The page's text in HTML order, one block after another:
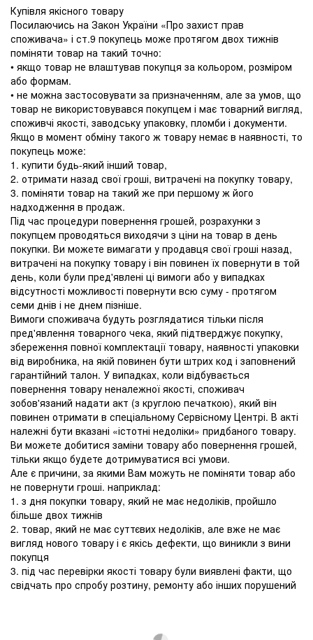
Купівля якісного товару
Посилаючись на Закон України «Про захист прав
споживача» і ст.9 покупець може протягом двох тижнів
поміняти товар на такий точно:
• якщо товар не влаштував покупця за кольором, розміром
або формам.
• не можна застосовувати за призначенням, але за умов, що
товар не використовувався покупцем і має товарний вигляд,
споживчі якості, заводську упаковку, пломби і документи.
Якщо в момент обміну такого ж товару немає в наявності, то
покупець може:
1. купити будь-який інший товар,
2. отримати назад свої гроші, витрачені на покупку товару,
3. поміняти товар на такий же при першому ж його
надходження в продаж.
Під час процедури повернення грошей, розрахунки з
покупцем проводяться виходячи з ціни на товар в день
покупки. Ви можете вимагати у продавця свої гроші назад,
витрачені на покупку товару і він повинен їх повернути в той
день, коли були пред'явлені ці вимоги або у випадках
відсутності можливості повернути всю суму - протягом
семи днів і не днем ​​пізніше.
Вимоги споживача будуть розглядатися тільки після
пред'явлення товарного чека, який підтверджує покупку,
збереження повної комплектації товару, наявності упаковки
від виробника, на якій повинен бути штрих код і заповнений
гарантійний талон. У випадках, коли відбувається
повернення товару неналежної якості, споживач
зобов'язаний надати акт (з круглою печаткою), який він
повинен отримати в спеціальному Сервісному Центрі. В акті
належні бути вказані «істотні недоліки» придбаного товару.
Ви можете добитися заміни товару або повернення грошей,
тільки якщо будете дотримуватися всі умови.
Але є причини, за якими Вам можуть не поміняти товар або
не повернути гроші. наприклад:
1. з дня покупки товару, який не має недоліків, пройшло
більше двох тижнів
2. товар, який не має суттєвих недоліків, але вже не має
вигляд нового товару і є якісь дефекти, що виникли з вини
покупця
3. під час перевірки якості товару були виявлені факти, що
свідчать про спробу розтину, ремонту або інших порушений